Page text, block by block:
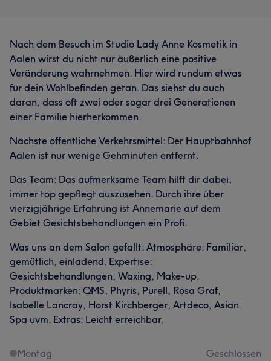
Nach dem Besuch im Studio Lady Anne Kosmetik in
Aalen wirst du nicht nur äußerlich eine positive
Veränderung wahrnehmen. Hier wird rundum etwas
für dein Wohlbefinden getan. Das siehst du auch
daran, dass oft zwei oder sogar drei Generationen
einer Familie hierherkommen.
Nächste öffentliche Verkehrsmittel: Der Hauptbahnhof
Aalen ist nur wenige Gehminuten entfernt.
Das Team: Das aufmerksame Team hilft dir dabei,
immer top gepflegt auszusehen. Durch ihre über
vierzigjährige Erfahrung ist Annemarie auf dem
Gebiet Gesichtsbehandlungen ein Profi.
Was uns an dem Salon gefällt: Atmosphäre: Familiär,
gemütlich, einladend. Expertise:
Gesichtsbehandlungen, Waxing, Make-up.
Produktmarken: QMS, Phyris, Purell, Rosa Graf,
Isabelle Lancray, Horst Kirchberger, Artdeco, Asian
Spa uvm. Extras: Leicht erreichbar.
Montag
Geschlossen